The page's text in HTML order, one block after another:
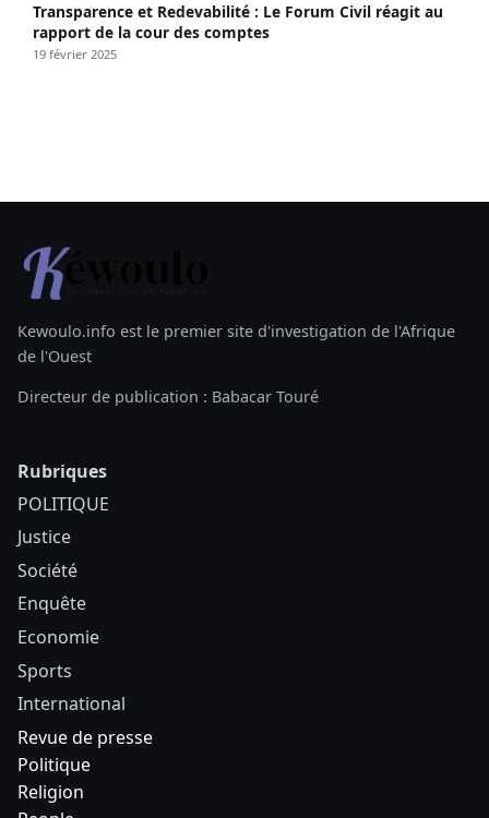
Transparence et Redevabilité : Le Forum Civil réagit au
rapport de la cour des comptes
19 février 2025
Kewoulo.info est le premier site d'investigation de l'Afrique
de l'Ouest
Directeur de publication : Babacar Touré
Rubriques
POLITIQUE
Justice
Société
Enquête
Economie
Sports
International
Revue de presse
Politique
Religion